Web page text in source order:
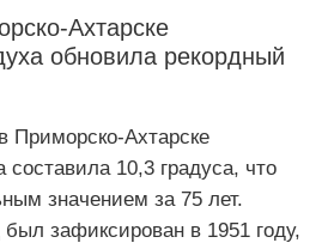
Ахтарске
обновила рекордный
Приморско-Ахтарске
составила 10,3 градуса, что
значением за 75 лет.
зафиксирован в 1951 году,